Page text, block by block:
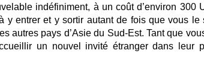
indéfiniment, à un coût d’environ 300
y entrer et y sortir autant de fois que vous le
autres pays d’Asie du Sud-Est. Tant que
un nouvel invité étranger dans leur